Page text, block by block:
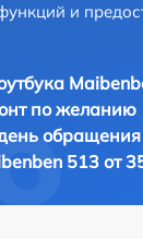
и
по желанию
обращения
513 от